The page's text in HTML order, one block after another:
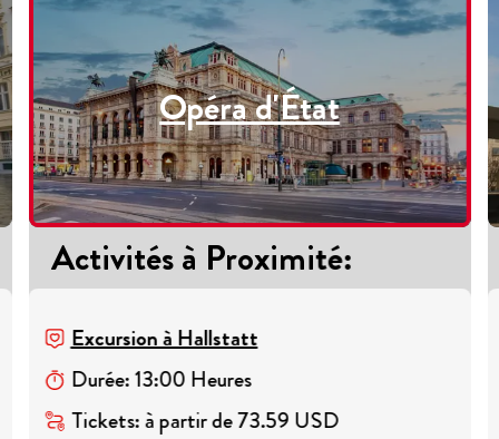
Opéra d'État
Activités à Proximité:
Excursion à Hallstatt
Durée:13:00 Heures
Tickets:à partir de73.59 USD